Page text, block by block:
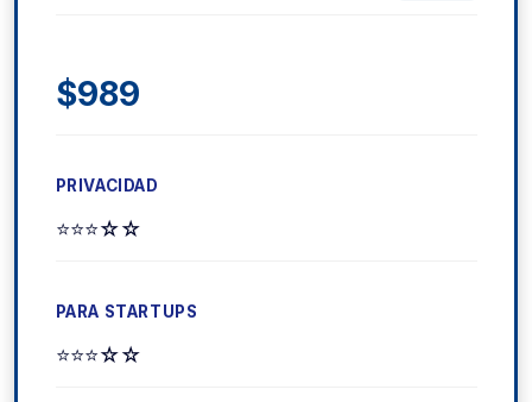
$989
⭐⭐⭐☆☆
⭐⭐⭐☆☆